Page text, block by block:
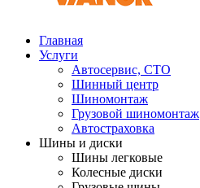
Главная
Услуги
Автосервис, СТО
Шинный центр
Шиномонтаж
Грузовой шиномонтаж
Автостраховка
Шины и диски
Шины легковые
Колесные диски